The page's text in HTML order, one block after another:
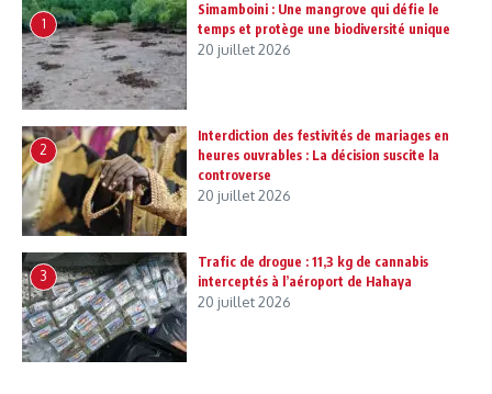
1
Simamboini : Une mangrove qui défie le
temps et protège une biodiversité unique
20 juillet 2026
2
Interdiction des festivités de mariages en
heures ouvrables : La décision suscite la
controverse
20 juillet 2026
3
Trafic de drogue : 11,3 kg de cannabis
interceptés à l’aéroport de Hahaya
20 juillet 2026